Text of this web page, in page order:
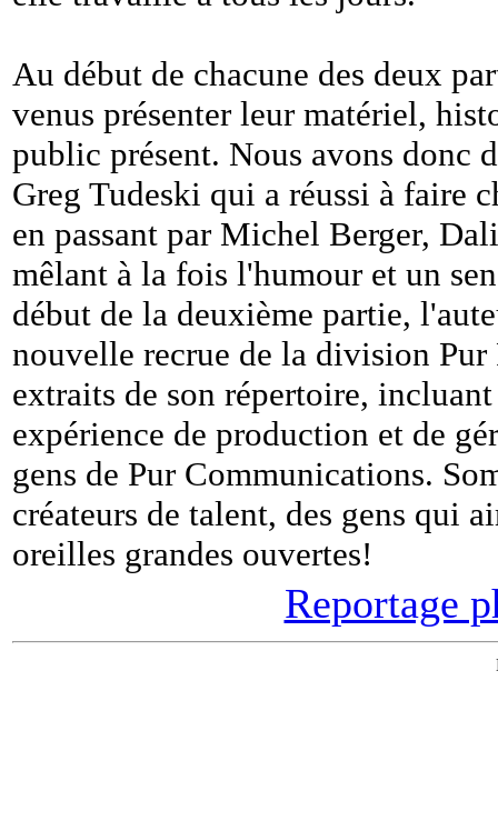
Au début de chacune des deux
venus présenter leur matériel,
public présent. Nous avons donc
Greg Tudeski qui a réussi à faire
en passant par Michel Berger,
mêlant à la fois l'humour et un
début de la deuxième partie,
nouvelle recrue de la division Pur
extraits de son répertoire,
expérience de production et de
gens de Pur Communications.
créateurs de talent, des gens qui
oreilles grandes ouvertes!
Reportage